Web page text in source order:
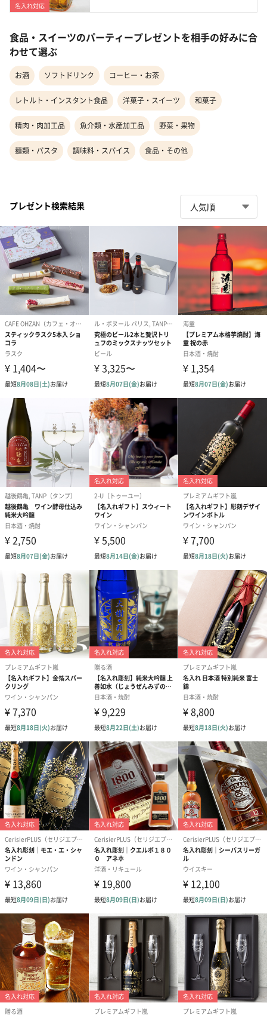
名入れ対応
食品・スイーツのパーティープレゼントを相手の好みに合
わせて選ぶ
お酒 ソフトドリンク コーヒー・お茶
レトルト・インスタント食品 洋菓子・スイーツ 和菓子
精肉・肉加工品 魚介類・水産加工品 野菜・果物
麺類・パスタ 調味料・スパイス 食品・その他
プレゼント検索結果